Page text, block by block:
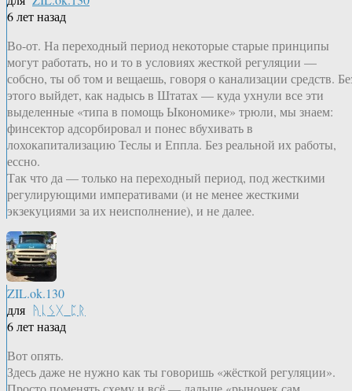
6 лет назад
Во-от. На переходный период некоторые старые принципы
могут работать, но и то в условиях жесткой регуляции —
собсно, ты об том и вещаешь, говоря о канализации средств.
этого выйдет, как надысь в Штатах — куда ухнули все эти
выделенные «типа в помощь Ыкономике» трюли, мы знаем:
финсектор адсорбировал и понес вбухивать в
лохокапитализацию Теслы и Еппла. Без реальной их работы,
ессно.
Так что да — только на переходный период, под жесткими
регулирующими императивами (и не менее жесткими
экзекуциями за их неисполнение), и не далее.
ZIL.ok.130
для ᚤᚳᛊᚷ_ᛈᚱ
6 лет назад
Вот опять.
Здесь даже не нужно как ты говоришь «жёсткой регуляции».